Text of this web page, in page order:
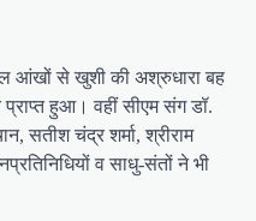
आंखों से खुशी की अश्रुधारा बह
प्राप्त हुआ। वहीं सीएम संग डॉ.
सतीश चंद्र शर्मा, श्रीराम
व साधु-संतों ने भी